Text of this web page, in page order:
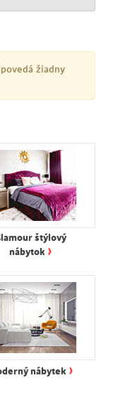
žiadny
štýlový
nábytok ›
nábytek ›